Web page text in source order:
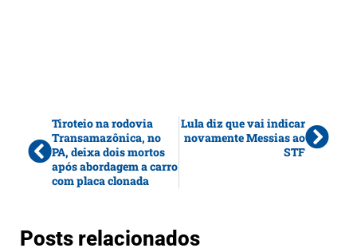
Tiroteio na rodovia
Transamazônica, no
PA, deixa dois mortos
após abordagem a carro
com placa clonada
Lula diz que vai indicar
novamente Messias ao
STF
Posts relacionados